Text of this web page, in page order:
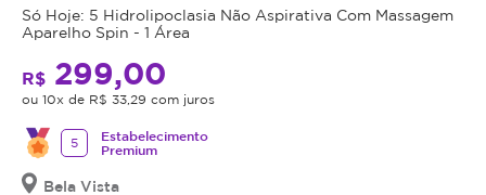
Só Hoje: 5 Hidrolipoclasia Não Aspirativa Com Massagem
Aparelho Spin - 1 Área
R$ 299,00
ou 10x de R$ 33,29 com juros
5
Estabelecimento
Premium
Bela Vista